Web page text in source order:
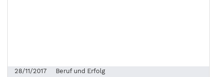
28/11/2017 Beruf und Erfolg